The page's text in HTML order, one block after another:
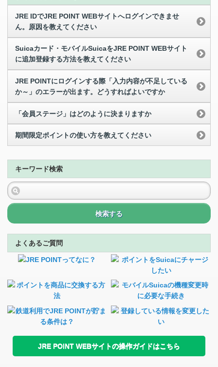
JRE IDでJRE POINT WEBサイトへログインできませ
ん。原因を教えてください
Suicaカード・モバイルSuicaをJRE POINT WEBサイト
に追加登録する方法を教えてください
JRE POINTにログインする際「入力内容が不足している
か～」のエラーが出ます。どうすればよいですか
「会員ステージ」はどのように決まりますか
期間限定ポイントの使い方を教えてください
キーワード検索
検索する
よくあるご質問
JRE POINT WEBサイトの操作ガイドはこちら